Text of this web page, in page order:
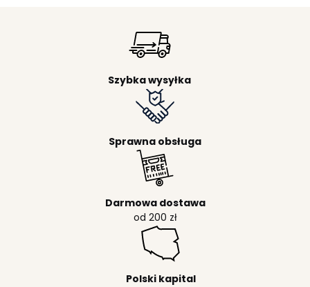
Szybka wysyłka
Sprawna obsługa
Darmowa dostawa
od 200 zł
Polski kapital